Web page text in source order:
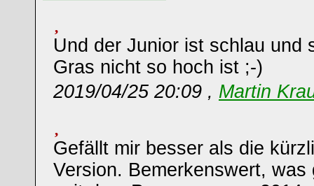
Und der Junior ist schlau und
Gras nicht so hoch ist ;-)
2019/04/25 20:09 , Martin
Gefällt mir besser als die
Version. Bemerkenswert, was